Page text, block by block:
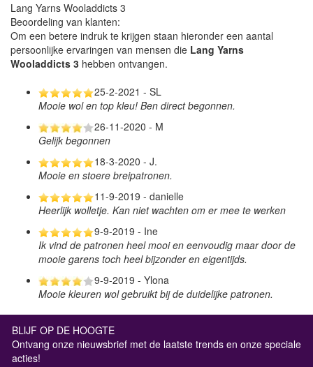
Lang Yarns Wooladdicts 3
Beoordeling van klanten:
Om een betere indruk te krijgen staan hieronder een aantal
persoonlijke ervaringen van mensen die Lang Yarns
Wooladdicts 3 hebben ontvangen.
25-2-2021 - SL
Mooie wol en top kleu! Ben direct begonnen.
26-11-2020 - M
Gelijk begonnen
18-3-2020 - J.
Mooie en stoere breipatronen.
11-9-2019 - danielle
Heerlijk wolletje. Kan niet wachten om er mee te werken
9-9-2019 - Ine
Ik vind de patronen heel mooi en eenvoudig maar door de
mooie garens toch heel bijzonder en eigentijds.
9-9-2019 - Ylona
Mooie kleuren wol gebruikt bij de duidelijke patronen.
BLIJF OP DE HOOGTE
Ontvang onze nieuwsbrief met de laatste trends en onze speciale
acties!